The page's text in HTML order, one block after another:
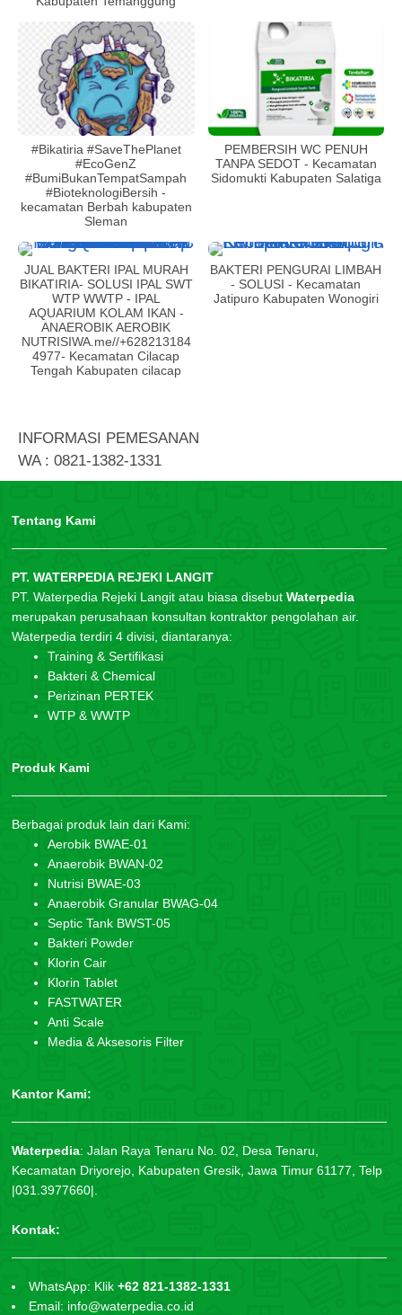
#Bikatiria #SaveThePlanet
#EcoGenZ
#BumiBukanTempatSampah
#BioteknologiBersih -
kecamatan Berbah kabupaten
Sleman
PEMBERSIH WC PENUH
TANPA SEDOT - Kecamatan
Sidomukti Kabupaten Salatiga
JUAL BAKTERI IPAL MURAH
BIKATIRIA- SOLUSI IPAL SWT
WTP WWTP - IPAL
AQUARIUM KOLAM IKAN -
ANAEROBIK AEROBIK
NUTRISIWA.me//+628213184
4977- Kecamatan Cilacap
Tengah Kabupaten cilacap
BAKTERI PENGURAI LIMBAH
- SOLUSI - Kecamatan
Jatipuro Kabupaten Wonogiri
INFORMASI PEMESANAN
WA : 0821-1382-1331
Tentang Kami
PT. WATERPEDIA REJEKI LANGIT
PT. Waterpedia Rejeki Langit atau biasa disebut Waterpedia
merupakan perusahaan konsultan kontraktor pengolahan air.
Waterpedia terdiri 4 divisi, diantaranya:
Training & Sertifikasi
Bakteri & Chemical
Perizinan PERTEK
WTP & WWTP
Produk Kami
Berbagai produk lain dari Kami:
Aerobik BWAE-01
Anaerobik BWAN-02
Nutrisi BWAE-03
Anaerobik Granular BWAG-04
Septic Tank BWST-05
Bakteri Powder
Klorin Cair
Klorin Tablet
FASTWATER
Anti Scale
Media & Aksesoris Filter
Kantor Kami:
Waterpedia: Jalan Raya Tenaru No. 02, Desa Tenaru,
Kecamatan Driyorejo, Kabupaten Gresik, Jawa Timur 61177, Telp
|031.3977660|.
Kontak:
WhatsApp: Klik +62 821-1382-1331
Email: info@waterpedia.co.id